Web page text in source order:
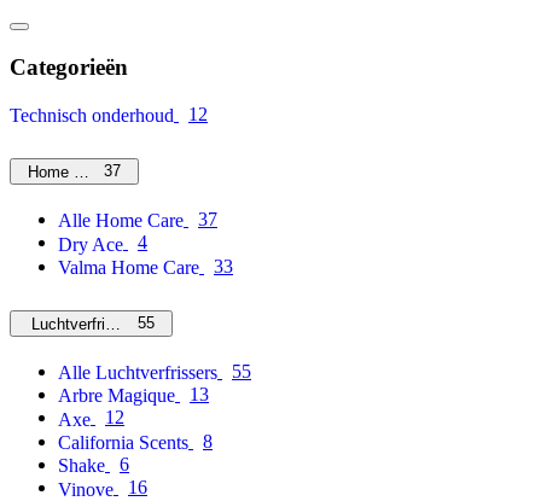
Categorieën
Technisch onderhoud 12
Home Care37
Alle Home Care
37
Dry Ace
4
Valma Home Care
33
Luchtverfrissers55
Alle Luchtverfrissers
55
Arbre Magique
13
Axe
12
California Scents
8
Shake
6
Vinove
16